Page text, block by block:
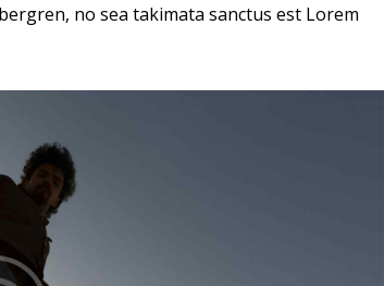
no sea takimata sanctus est Lorem